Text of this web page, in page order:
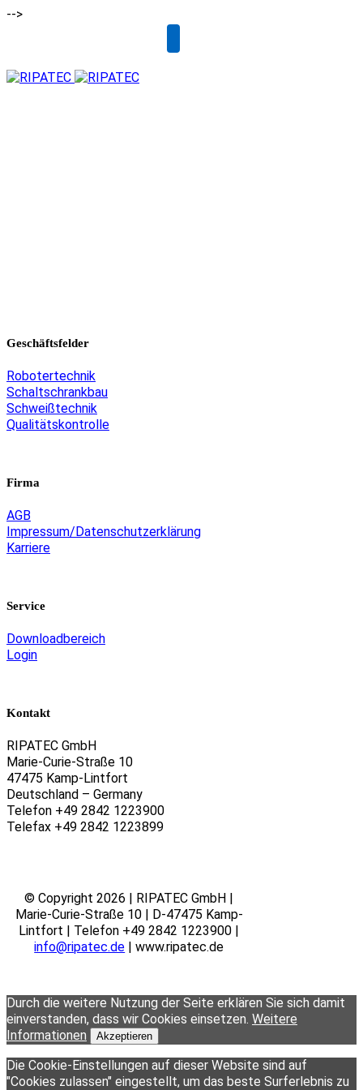
-->
Geschäftsfelder
Robotertechnik
Schaltschrankbau
Schweißtechnik
Qualitätskontrolle
Firma
AGB
Impressum/Datenschutzerklärung
Karriere
Service
Downloadbereich
Login
Kontakt
RIPATEC GmbH
Marie-Curie-Straße 10
47475 Kamp-Lintfort
Deutschland – Germany
Telefon +49 2842 1223900
Telefax +49 2842 1223899
© Copyright 2026 | RIPATEC GmbH |
Marie-Curie-Straße 10 | D-47475 Kamp-
Lintfort | Telefon +49 2842 1223900 |
info@ripatec.de | www.ripatec.de
Durch die weitere Nutzung der Seite erklären Sie sich damit
einverstanden, dass wir Cookies einsetzen. Weitere
Informationen
Akzeptieren
Die Cookie-Einstellungen auf dieser Website sind auf
"Cookies zulassen" eingestellt, um das beste Surferlebnis zu